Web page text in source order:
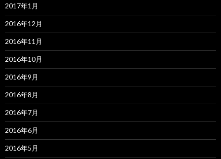
2017年1月
2016年12月
2016年11月
2016年10月
2016年9月
2016年8月
2016年7月
2016年6月
2016年5月